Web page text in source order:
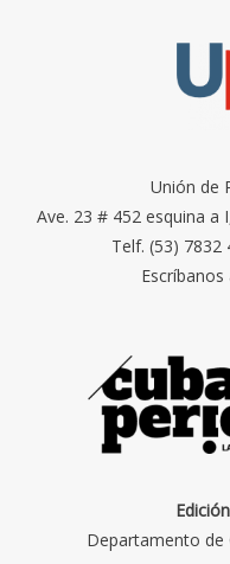
Unión de
Ave. 23 # 452 esquina a
Telf. (53) 7832
Escríbanos
Departamento de